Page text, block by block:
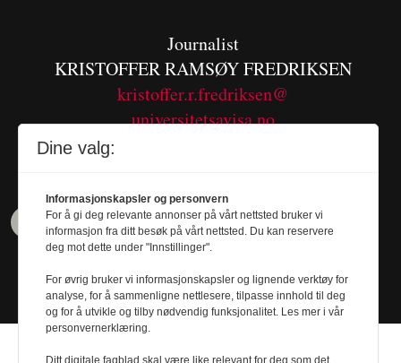
Journalist
KRISTOFFER RAMSØY FREDRIKSEN
kristoffer.r.fredriksen@
universitetsavisa.no
Dine valg:
Informasjonskapsler og personvern
For å gi deg relevante annonser på vårt nettsted bruker vi
informasjon fra ditt besøk på vårt nettsted. Du kan reservere
deg mot dette under "Innstillinger".
For øvrig bruker vi informasjonskapsler og lignende verktøy for
analyse, for å sammenligne nettlesere, tilpasse innhold til deg
og for å utvikle og tilby nødvendig funksjonalitet. Les mer i vår
personvernerklæring.
Ditt digitale fagblad skal være like relevant for deg som det